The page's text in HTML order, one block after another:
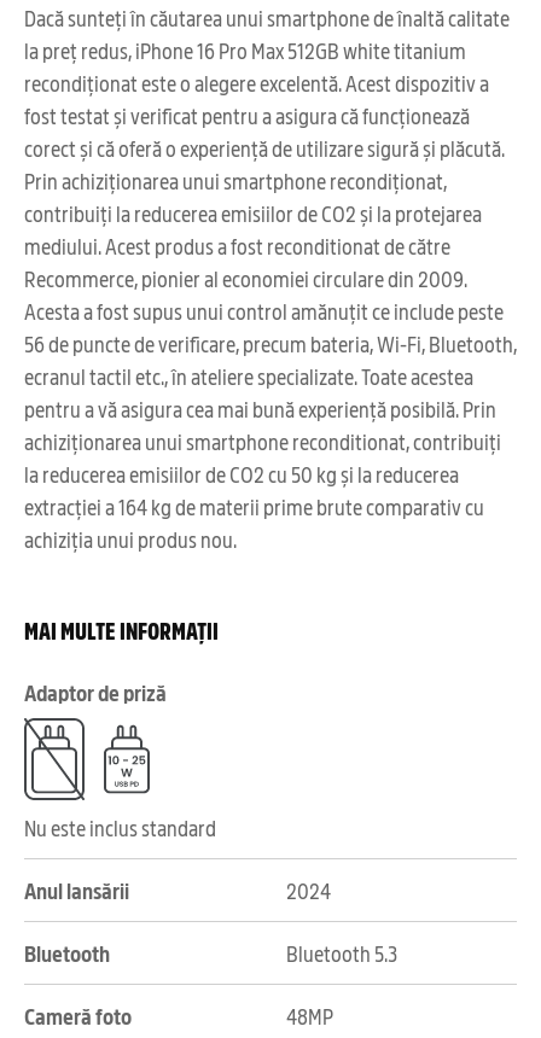
Dacă sunteți în căutarea unui smartphone de înaltă calitate
la preț redus, iPhone 16 Pro Max 512GB white titanium
recondiționat este o alegere excelentă. Acest dispozitiv a
fost testat și verificat pentru a asigura că funcționează
corect și că oferă o experiență de utilizare sigură și plăcută.
Prin achiziționarea unui smartphone recondiționat,
contribuiți la reducerea emisiilor de CO2 și la protejarea
mediului. Acest produs a fost reconditionat de către
Recommerce, pionier al economiei circulare din 2009.
Acesta a fost supus unui control amănuțit ce include peste
56 de puncte de verificare, precum bateria, Wi-Fi, Bluetooth,
ecranul tactil etc., în ateliere specializate. Toate acestea
pentru a vă asigura cea mai bună experiență posibilă. Prin
achiziționarea unui smartphone reconditionat, contribuiți
la reducerea emisiilor de CO2 cu 50 kg și la reducerea
extracției a 164 kg de materii prime brute comparativ cu
achiziția unui produs nou.
MAI MULTE INFORMAȚII
Adaptor de priză
Nu este inclus standard
Anul lansării 2024
Bluetooth Bluetooth 5.3
Cameră foto 48MP